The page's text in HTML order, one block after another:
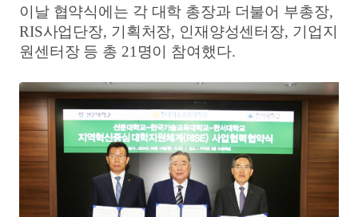
이날 협약식에는 각 대학 총장과 더불어 부총장,
RIS사업단장, 기획처장, 인재양성센터장, 기업지
원센터장 등 총 21명이 참여했다.